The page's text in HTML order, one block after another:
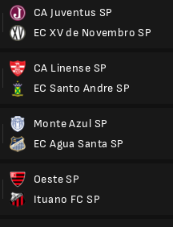
CA Juventus SP
EC XV de Novembro SP
CA Linense SP
EC Santo Andre SP
Monte Azul SP
EC Agua Santa SP
Oeste SP
Ituano FC SP